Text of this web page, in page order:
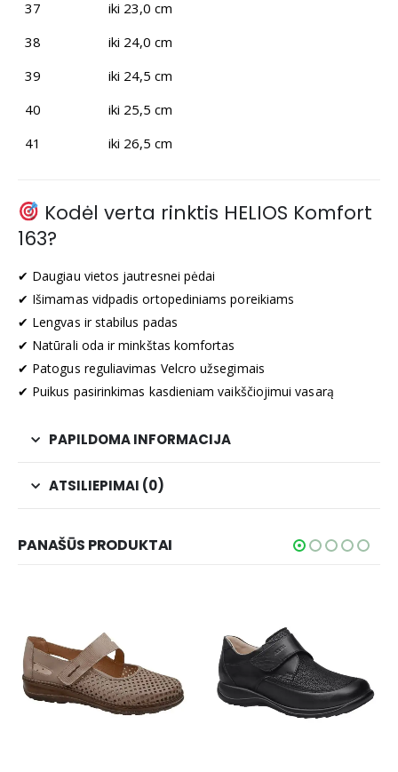
37
iki 23,0 cm
38
iki 24,0 cm
39
iki 24,5 cm
40
iki 25,5 cm
41
iki 26,5 cm
Kodėl verta rinktis HELIOS Komfort
163?
✔ Daugiau vietos jautresnei pėdai
✔ Išimamas vidpadis ortopediniams poreikiams
✔ Lengvas ir stabilus padas
✔ Natūrali oda ir minkštas komfortas
✔ Patogus reguliavimas Velcro užsegimais
✔ Puikus pasirinkimas kasdieniam vaikščiojimui vasarą
PAPILDOMA INFORMACIJA
ATSILIEPIMAI (0)
PANAŠŪS PRODUKTAI